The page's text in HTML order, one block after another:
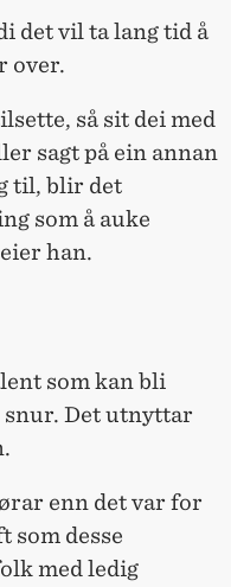
det vil ta lang tid å
over.
så sit dei med
sagt på ein annan
til, blir det
som å auke
han.
som kan bli
Det utnyttar
enn det var for
som desse
med ledig